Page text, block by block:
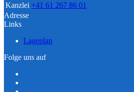
Kanzlei +41 61 267 86 01
Adresse
Links
Lageplan
Folge uns auf